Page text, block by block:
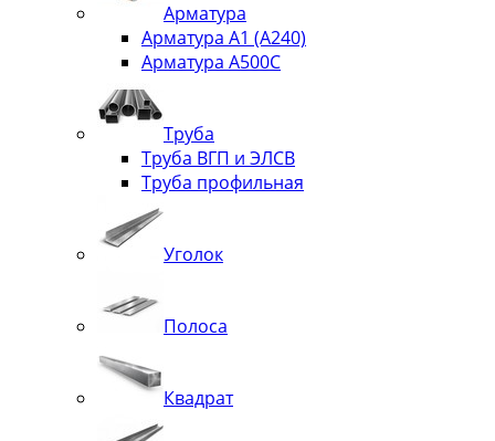
Арматура
Арматура А1 (А240)
Арматура А500С
Труба
Труба ВГП и ЭЛСВ
Труба профильная
Уголок
Полоса
Квадрат